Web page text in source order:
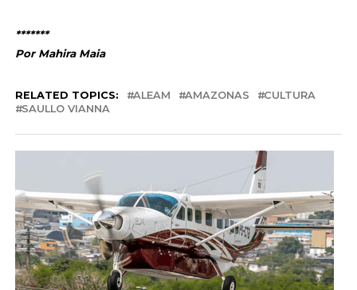
*******
Por Mahira Maia
RELATED TOPICS: ALEAM AMAZONAS
CULTURA
SAULLO VIANNA